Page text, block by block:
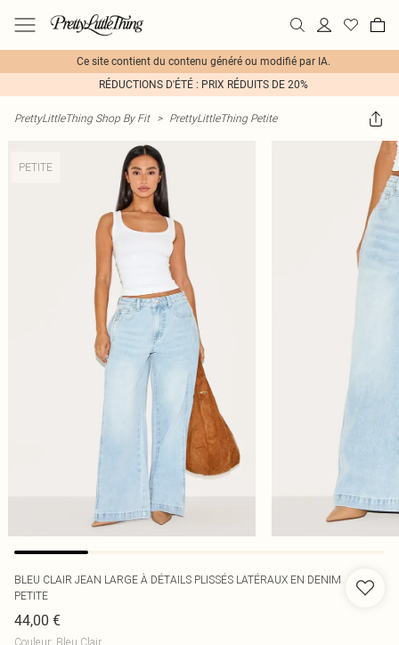
Ce site contient du contenu généré ou modifié par IA.
RÉDUCTIONS D'ÉTÉ : PRIX RÉDUITS DE 20%
PrettyLittleThing Shop By Fit > PrettyLittleThing Petite
PETITE
BLEU CLAIR JEAN LARGE À DÉTAILS PLISSÉS LATÉRAUX EN DENIM
PETITE
44,00 €
Couleur: Bleu Clair